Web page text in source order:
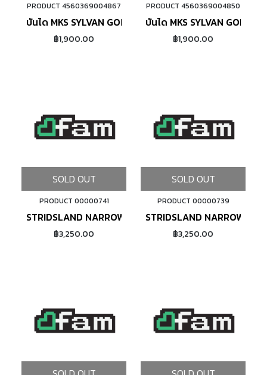
ADD TO CART
PRODUCT 4560369004867
บันได MKS SYLVAN GORDITO (BLACK)
฿1,900.00
PRODUCT 4560369004850
บันได MKS SYLVAN
฿1,900.00
SOLD OUT
PRODUCT 00000741
STRIDSLAND NARROW WIDE CHAINRING (GREEN)
฿3,250.00
SOLD OUT
PRODUCT 00000739
STRIDSLAND NARROW
฿3,250.00